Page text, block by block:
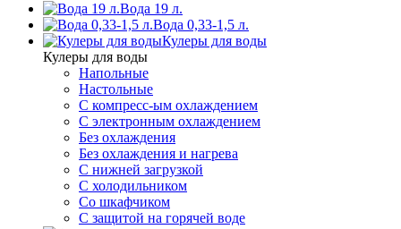
Вода 19 л.
Вода 0,33-1,5 л.
Кулеры для воды
Кулеры для воды
Напольные
Настольные
С компресс-ым охлаждением
С электронным охлаждением
Без охлаждения
Без охлаждения и нагрева
С нижней загрузкой
С холодильником
Со шкафчиком
С защитой на горячей воде